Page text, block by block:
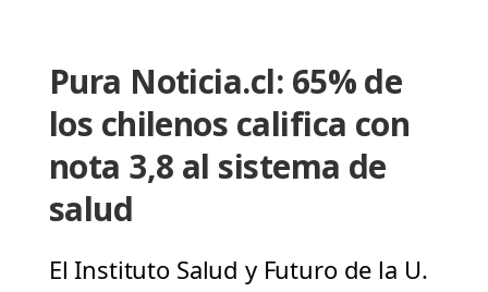
Pura Noticia.cl: 65% de
los chilenos califica con
nota 3,8 al sistema de
salud
El Instituto Salud y Futuro de la U.